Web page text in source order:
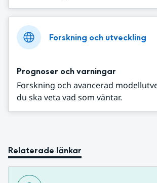
Forskning och utveckling
Prognoser och varningar
Forskning och avancerad
du ska veta vad som väntar.
Relaterade länkar